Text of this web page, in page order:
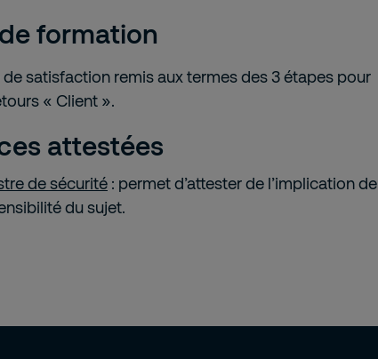
formation
satisfaction remis aux termes des 3 étapes pour
« Client ».
attestées
de sécurité : permet d’attester de l’implication de
du sujet.